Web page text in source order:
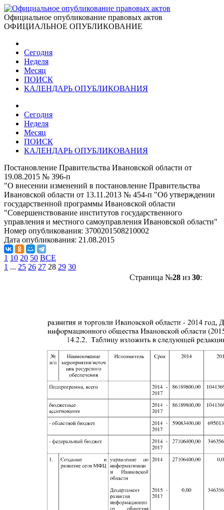
Официальное опубликование правовых актов
ОФИЦИАЛЬНОЕ ОПУБЛИКОВАНИЕ
Сегодня
Неделя
Месяц
ПОИСК
КАЛЕНДАРЬ ОПУБЛИКОВАНИЯ
Сегодня
Неделя
Месяц
ПОИСК
КАЛЕНДАРЬ ОПУБЛИКОВАНИЯ
Постановление Правительства Ивановской области от
19.08.2015 № 396-п
"О внесении изменений в постановление Правительства
Ивановской области от 13.11.2013 № 454-п "Об утверждении
государственной программы Ивановской области
"Совершенствование институтов государственного
управления и местного самоуправления Ивановской области"
Номер опубликования: 3700201508210002
Дата опубликования: 21.08.2015
1 10 20 50 ВСЕ
1 ... 25 26 27 28 29 30
Страница №28из 30: